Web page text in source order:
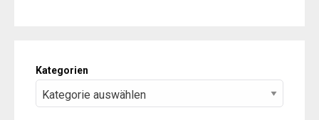
Kategorien